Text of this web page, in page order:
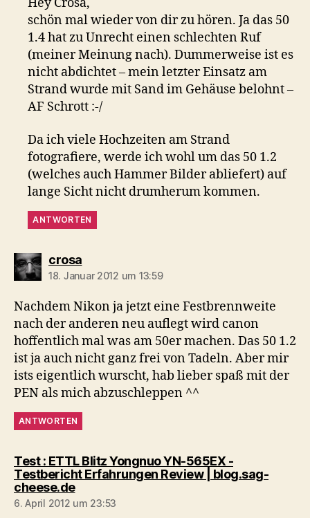
schön mal wieder von dir zu hören. Ja das 50
1.4 hat zu Unrecht einen schlechten Ruf
(meiner Meinung nach). Dummerweise ist es
nicht abdichtet – mein letzter Einsatz am
Strand wurde mit Sand im Gehäuse belohnt –
AF Schrott :-/
Da ich viele Hochzeiten am Strand
fotografiere, werde ich wohl um das 50 1.2
(welches auch Hammer Bilder abliefert) auf
lange Sicht nicht drumherum kommen.
ANTWORTEN
crosasagt:
18. Januar 2012 um 13:59
Nachdem Nikon ja jetzt eine Festbrennweite
nach der anderen neu auflegt wird canon
hoffentlich mal was am 50er machen. Das 50 1.2
ist ja auch nicht ganz frei von Tadeln. Aber mir
ists eigentlich wurscht, hab lieber spaß mit der
PEN als mich abzuschleppen ^^
ANTWORTEN
Test : ETTL Blitz Yongnuo YN-565EX -
Testbericht Erfahrungen Review | blog.sag-
cheese.desagt:
6. April 2012 um 23:53